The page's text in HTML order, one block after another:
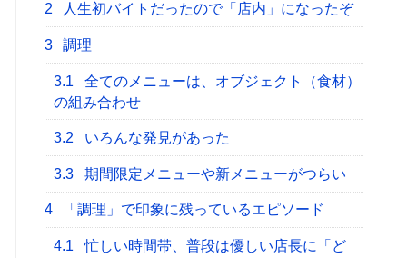
2 人生初バイトだったので「店内」になったぞ
3 調理
3.1
全てのメニューは、オブジェクト（食材）
の組み合わせ
3.2 いろんな発見があった
3.3 期間限定メニューや新メニューがつらい
4 「調理」で印象に残っているエピソード
4.1
忙しい時間帯、普段は優しい店長に「ど